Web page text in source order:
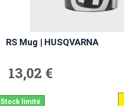
RS Mug | HUSQVARNA
13,02 €
Stock limité